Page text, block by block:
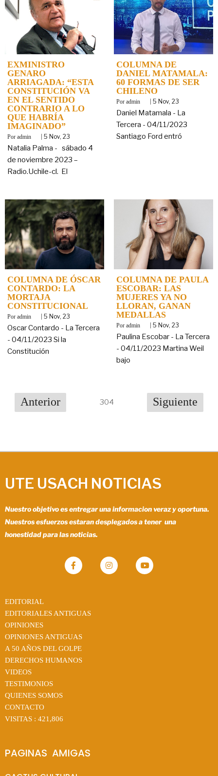
EXMINISTRO
GENARO
ARRIAGADA: “ESTA
CONSTITUCIÓN VA
EN EL SENTIDO
CONTRARIO A LO
QUE HABRÍA
IMAGINADO”
By admin 5 Nov, 23
Natalia Palma - sábado 4
de noviembre 2023 –
Radio.Uchile-cl. El
COLUMNA DE
DANIEL MATAMALA:
60 FORMAS DE SER
CHILENO
By admin 5 Nov, 23
Daniel Matamala - La
Tercera - 04/11/2023
Santiago Ford entró
COLUMNA DE ÓSCAR
CONTARDO: LA
MORTAJA
CONSTITUCIONAL
By admin | 5 Nov, 23
Oscar Contardo - La Tercera
- 04/11/2023 Si la
Constitución
COLUMNA DE PAULA
ESCOBAR: LAS
MUJERES YA NO
LLORAN, GANAN
MEDALLAS
By admin | 5 Nov, 23
Paulina Escobar - La Tercera
- 04/11/2023 Martina Weil
bajo
Anterior 304 Siguiente
UTE USACH NOTICIAS
Nuestro objetivo es entregar una informacion veraz y oportuna.
Nuestros esfuerzos estaran desplegados a tener una
honestidad para las noticias.
EDITORIAL
EDITORIALES ANTIGUAS
OPINIONES
OPINIONES ANTIGUAS
A 50 AÑOS DEL GOLPE
DERECHOS HUMANOS
VIDEOS
TESTIMONIOS
QUIENES SOMOS
CONTACTO
VISITAS : 421,806
PAGINAS  AMIGAS